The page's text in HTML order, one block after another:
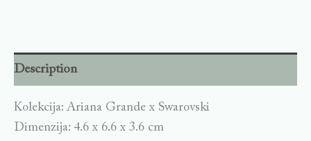
Description
Kolekcija: Ariana Grande x Swarovski
Dimenzija: 4.6 x 6.6 x 3.6 cm